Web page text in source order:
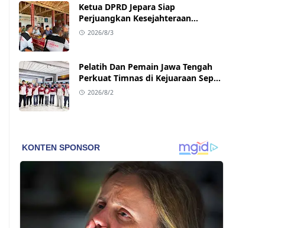
Ketua DPRD Jepara Siap
Perjuangkan Kesejahteraan
Satlinmas Jepara
2026/8/3
Pelatih Dan Pemain Jawa Tengah
Perkuat Timnas di Kejuaraan Sepak
takraw Internasional
2026/8/2